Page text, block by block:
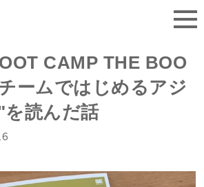
CAMP THE BOO
ームではじめるアジ
読んだ話